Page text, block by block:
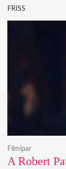
FRISS
A Robert
Filmipar